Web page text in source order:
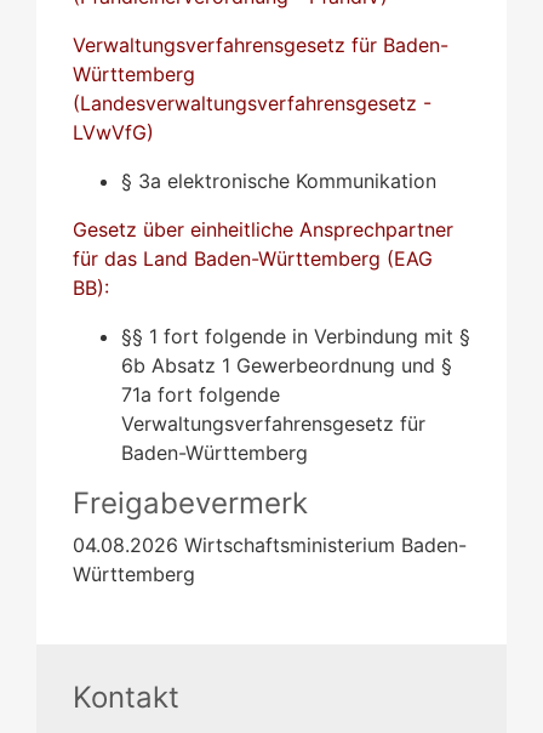
Verwaltungsverfahrensgesetz für Baden-
Württemberg
(Landesverwaltungsverfahrensgesetz -
LVwVfG)
§ 3a elektronische Kommunikation
Gesetz über einheitliche Ansprechpartner
für das Land Baden-Württemberg (EAG
BB):
§§ 1 fort folgende in Verbindung mit §
6b Absatz 1 Gewerbeordnung und §
71a fort folgende
Verwaltungsverfahrensgesetz für
Baden-Württemberg
Freigabevermerk
04.08.2026 Wirtschaftsministerium Baden-
Württemberg
Kontakt